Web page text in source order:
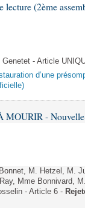
(2ème
- Article
d’une
-
M. Hetzel, M.
Mme Bonnivard,
- Article 6 -